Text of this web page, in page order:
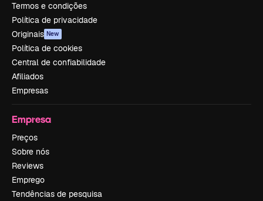
Termos e condições
Política de privacidade
Originais New
Política de cookies
Central de confiabilidade
Afiliados
Empresas
Empresa
Preços
Sobre nós
Reviews
Emprego
Tendências de pesquisa